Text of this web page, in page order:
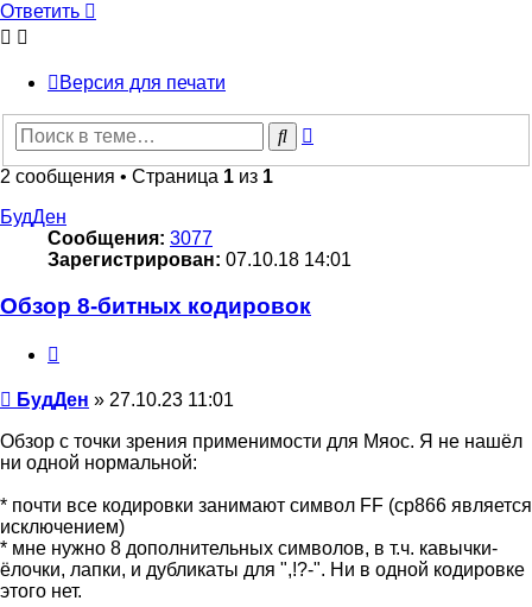
Ответить
Версия для печати
Поиск
2 сообщения • Страница 1 из 1
БудДен
Сообщения: 3077
Зарегистрирован: 07.10.18 14:01
Обзор 8-битных кодировок
Сообщение
БудДен » 27.10.23 11:01
Обзор с точки зрения применимости для Мяос. Я не нашёл
ни одной нормальной:
* почти все кодировки занимают символ FF (cp866 является
исключением)
* мне нужно 8 дополнительных символов, в т.ч. кавычки-
ёлочки, лапки, и дубликаты для ",!?-". Ни в одной кодировке
этого нет.